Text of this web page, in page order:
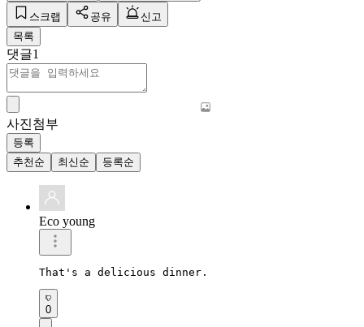
스크랩 공유
신고
목록
댓글1
사진첨부
등록
추천순
최신순 등록순
Eco young
That's a delicious dinner.
0